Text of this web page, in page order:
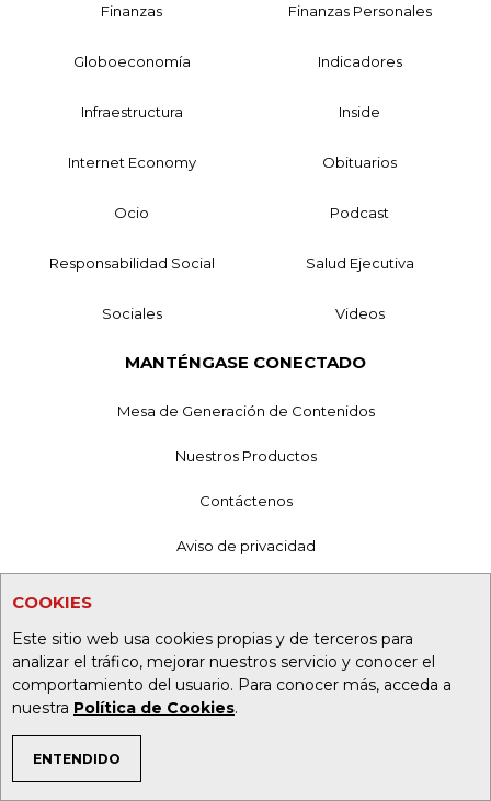
COOKIES
Este sitio web usa cookies propias y de terceros para
analizar el tráfico, mejorar nuestros servicio y conocer el
comportamiento del usuario. Para conocer más, acceda a
nuestra Política de Cookies.
ENTENDIDO
TEMAS DE INTERÉS
Finanzas Finanzas Personales
Globoeconomía Indicadores
Infraestructura Inside
Internet Economy Obituarios
Ocio Podcast
Responsabilidad Social Salud Ejecutiva
Sociales Videos
MANTÉNGASE CONECTADO
Mesa de Generación de Contenidos
Nuestros Productos
Contáctenos
Aviso de privacidad
Política de Tratamiento de Información
Política de Cookies